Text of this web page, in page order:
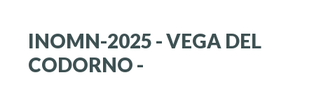
INOMN-2025 -VEGA DEL
CODORNO -